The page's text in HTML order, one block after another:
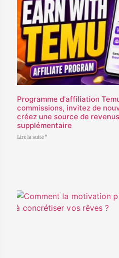
Programme d'affiliation
commissions, invitez de
créez une source de
supplémentaire
Lire la suite "